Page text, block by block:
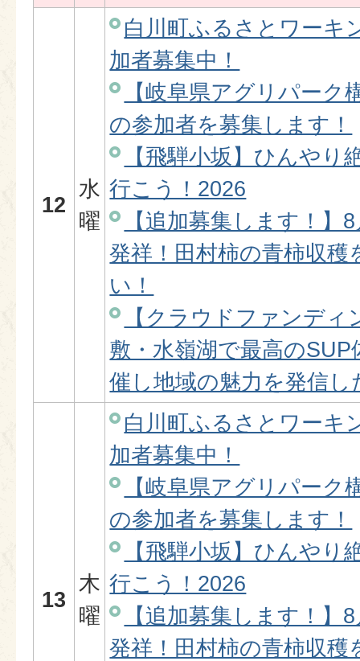
12
水
曜
白川町ふるさとワー
加者募集中！
【岐阜県アグリパーク
の参加者を募集します！
【飛騨小坂】ひんやり
行こう！2026
【追加募集します！】
発祥！田村柿の青柿収
い！
【クラウドファンデ
敷・水嶺湖で最高の
催し地域の魅力を発信し
13
木
曜
白川町ふるさとワー
加者募集中！
【岐阜県アグリパーク
の参加者を募集します！
【飛騨小坂】ひんやり
行こう！2026
【追加募集します！】
発祥！田村柿の青柿収